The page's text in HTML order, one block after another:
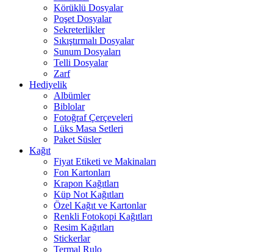
Körüklü Dosyalar
Poşet Dosyalar
Sekreterlikler
Sıkıştırmalı Dosyalar
Sunum Dosyaları
Telli Dosyalar
Zarf
Hediyelik
Albümler
Biblolar
Fotoğraf Çerçeveleri
Lüks Masa Setleri
Paket Süsler
Kağıt
Fiyat Etiketi ve Makinaları
Fon Kartonları
Krapon Kağıtları
Küp Not Kağıtları
Özel Kağıt ve Kartonlar
Renkli Fotokopi Kağıtları
Resim Kağıtları
Stickerlar
Termal Rulo